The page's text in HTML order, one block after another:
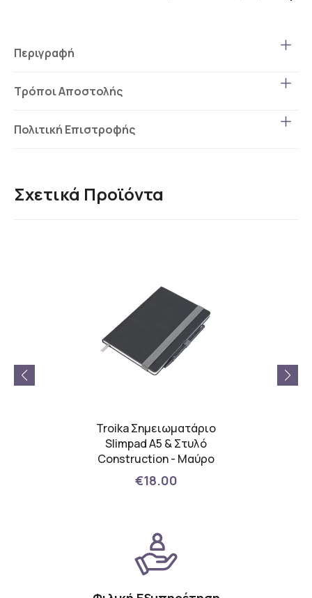
Περιγραφή
Τρόποι Αποστολής
Πολιτική Επιστροφής
Σχετικά Προϊόντα
Troika Σημειωματάριο
Slimpad A5 & Στυλό
Construction - Μαύρο
€18.00